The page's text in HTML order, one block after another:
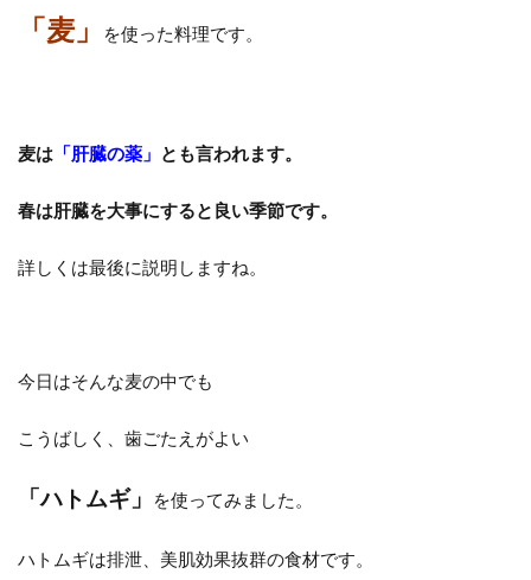
「麦」 を使った料理です。
麦は 「肝臓の薬」 とも言われます。
春は肝臓を大事にすると良い季節です。
詳しくは最後に説明しますね。
今日はそんな麦の中でも
こうばしく、歯ごたえがよい
「ハトムギ」 を使ってみました。
ハトムギは排泄、美肌効果抜群の食材です。